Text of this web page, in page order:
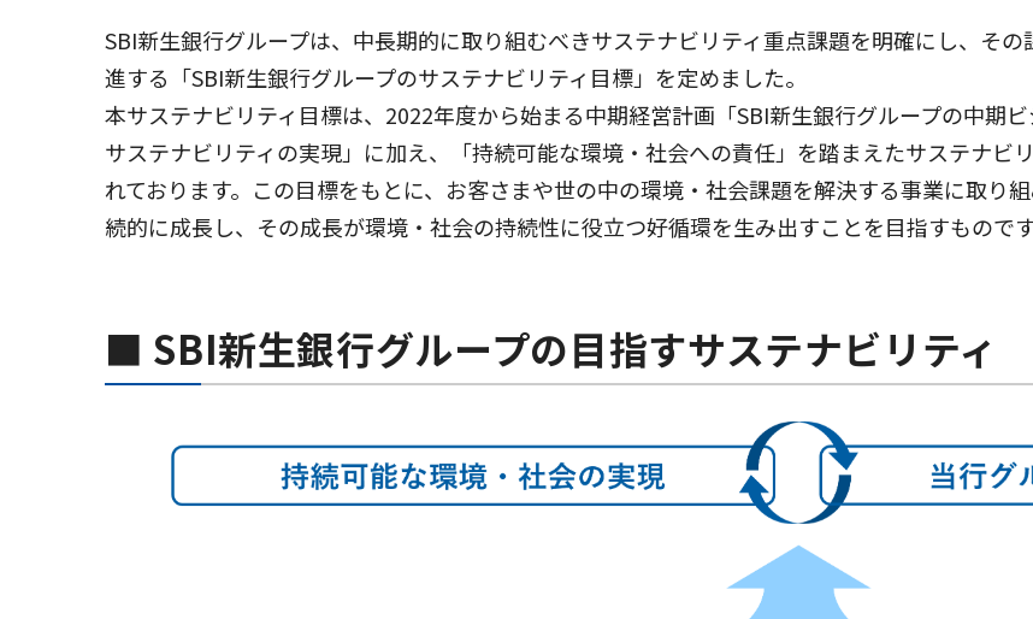
SBI新生銀行グループは、中長期的に取り組むべきサステナビリティ重点課題を明確にし、そ
進する「SBI新生銀行グループのサステナビリティ目標」を定めました。
本サステナビリティ目標は、2022年度から始まる中期経営計画「SBI新生銀行グループの中期
サステナビリティの実現」に加え、「持続可能な環境・社会への責任」を踏まえたサステナビ
れております。この目標をもとに、お客さまや世の中の環境・社会課題を解決する事業に取り
続的に成長し、その成長が環境・社会の持続性に役立つ好循環を生み出すことを目指すものです
■ SBI新生銀行グループの目指すサステナビリティ